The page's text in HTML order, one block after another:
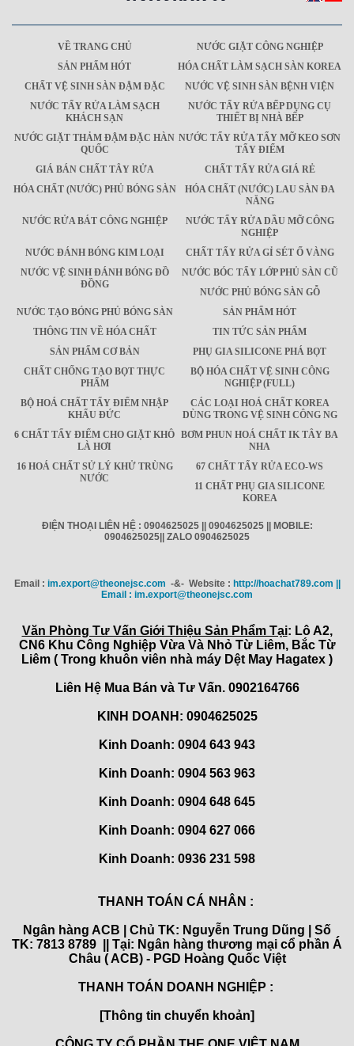
VỀ TRANG CHỦ
NƯỚC GIẶT CÔNG NGHIỆP
SẢN PHẨM HÓT
HÓA CHẤT LÀM SẠCH SÀN KOREA
CHẤT VỆ SINH SÀN ĐẬM ĐẶC
NƯỚC VỆ SINH SÀN BỆNH VIỆN
NƯỚC TẨY RỬA LÀM SẠCH
KHÁCH SẠN
NƯỚC TẨY RỬA BẾP DỤNG CỤ
THIẾT BỊ NHÀ BẾP
NƯỚC GIẶT THẢM ĐẬM ĐẶC HÀN
QUỐC
NƯỚC TẨY RỬA TẨY MỠ KEO SƠN
TẨY ĐIỂM
GIÁ BÁN CHẤT TÂY RỬA
CHẤT TẨY RỬA GIÁ RẺ
HÓA CHẤT (NƯỚC) PHỦ BÓNG SÀN
HÓA CHẤT (NƯỚC) LAU SÀN ĐA
NĂNG
NƯỚC RỬA BÁT CÔNG NGHIỆP
NƯỚC TẨY RỬA DẦU MỠ CÔNG
NGHIỆP
NƯỚC ĐÁNH BÓNG KIM LOẠI
CHẤT TẨY RỬA GỈ SÉT Ố VÀNG
NƯỚC VỆ SINH ĐÁNH BÓNG ĐỒ
ĐỒNG
NƯỚC BÓC TẨY LỚP PHỦ SÀN CŨ
NƯỚC PHỦ BÓNG SÀN GỖ
NƯỚC TẠO BÓNG PHỦ BÓNG SÀN
SẢN PHẨM HÓT
THÔNG TIN VỀ HÓA CHẤT
TIN TỨC SẢN PHẨM
SẢN PHẨM CƠ BẢN
PHỤ GIA SILICONE PHÁ BỌT
CHẤT CHỐNG TẠO BỌT THỰC
PHẨM
BỘ HÓA CHẤT VỆ SINH CÔNG
NGHIỆP (FULL)
BỘ HOÁ CHẤT TẨY ĐIỂM NHẬP
KHẨU ĐỨC
CÁC LOẠI HOÁ CHẤT KOREA
DÙNG TRONG VỆ SINH CÔNG NG
6 CHẤT TẨY ĐIỂM CHO GIẶT KHÔ
LÀ HƠI
BƠM PHUN HOÁ CHẤT IK TÂY BA
NHA
16 HOÁ CHẤT SỬ LÝ KHỬ TRÙNG
NƯỚC
67 CHẤT TẨY RỬA ECO-WS
11 CHẤT PHỤ GIA SILICONE
KOREA
ĐIỆN THOẠI LIÊN HỆ : 0904625025 || 0904625025 || MOBILE:
0904625025|| ZALO 0904625025
Email : im.export@theonejsc.com -&- Website : http://hoachat789.com ||
Email : im.export@theonejsc.com
Văn Phòng Tư Vấn Giới Thiệu Sản Phẩm Tại: Lô A2,
CN6 Khu Công Nghiệp Vừa Và Nhỏ Từ Liêm, Bắc Từ
Liêm ( Trong khuôn viên nhà máy Dệt May Hagatex )
Liên Hệ Mua Bán và Tư Vấn. 0902164766
KINH DOANH: 0904625025
Kinh Doanh: 0904 643 943
Kinh Doanh: 0904 563 963
Kinh Doanh: 0904 648 645
Kinh Doanh: 0904 627 066
Kinh Doanh: 0936 231 598
THANH TOÁN CÁ NHÂN :
Ngân hàng ACB | Chủ TK: Nguyễn Trung Dũng | Số
TK: 7813 8789 || Tại: Ngân hàng thương mại cổ phần Á
Châu ( ACB) - PGD Hoàng Quốc Việt
THANH TOÁN DOANH NGHIỆP :
[Thông tin chuyển khoản]